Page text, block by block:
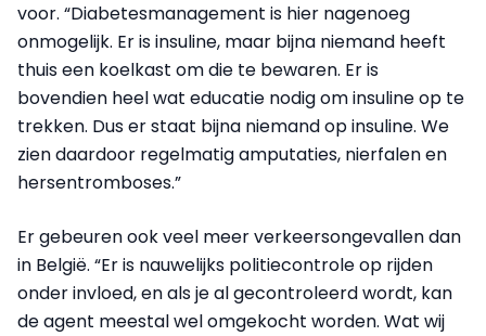
voor. “Diabetesmanagement is hier nagenoeg
onmogelijk. Er is insuline, maar bijna niemand heeft
thuis een koelkast om die te bewaren. Er is
bovendien heel wat educatie nodig om insuline op te
trekken. Dus er staat bijna niemand op insuline. We
zien daardoor regelmatig amputaties, nierfalen en
hersentromboses.”
Er gebeuren ook veel meer verkeersongevallen dan
in België. “Er is nauwelijks politiecontrole op rijden
onder invloed, en als je al gecontroleerd wordt, kan
de agent meestal wel omgekocht worden. Wat wij